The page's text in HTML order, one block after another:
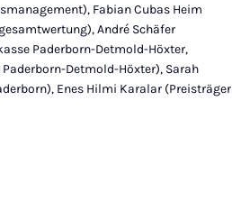
Fabian Cubas Heim
André Schäfer
Paderborn-Detmold-Höxter,
Detmold-Höxter), Sarah
Enes Hilmi Karalar (Preisträger